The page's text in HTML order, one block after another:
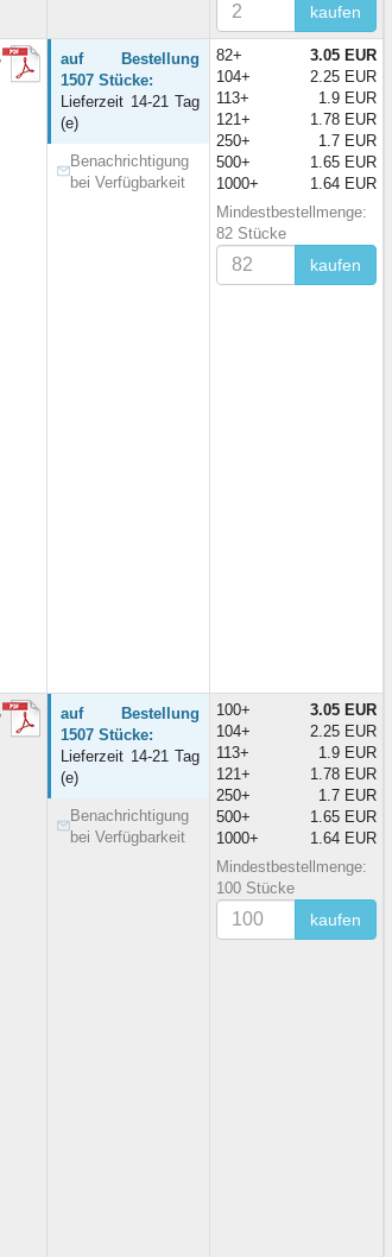
kaufen
auf Bestellung
1507 Stücke:
Lieferzeit 14-21 Tag
(e)
Benachrichtigung
bei Verfügbarkeit
82+
3.05 EUR
104+
2.25 EUR
113+
1.9 EUR
121+
1.78 EUR
250+
1.7 EUR
500+
1.65 EUR
1000+
1.64 EUR
Mindestbestellmenge:
82 Stücke
kaufen
auf Bestellung
1507 Stücke:
Lieferzeit 14-21 Tag
(e)
Benachrichtigung
bei Verfügbarkeit
100+
3.05 EUR
104+
2.25 EUR
113+
1.9 EUR
121+
1.78 EUR
250+
1.7 EUR
500+
1.65 EUR
1000+
1.64 EUR
Mindestbestellmenge:
100 Stücke
kaufen